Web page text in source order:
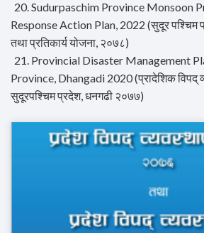
20. Sudurpaschim Province Monsoon
Response Action Plan, 2022 (सुदूर पश्चिम
तथा प्रतिकार्य योजना, २०७८)
21. Provincial Disaster Management
Province, Dhangadi 2020 (प्रादेशिक विपद्
सुदूरपश्चिम प्रदेश, धनगढी २०७७)